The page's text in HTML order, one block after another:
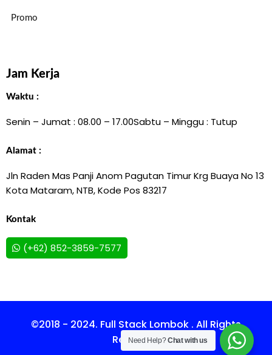
Promo
Jam Kerja
Waktu :
Senin – Jumat : 08.00 – 17.00Sabtu – Minggu : Tutup
Alamat :
Jln Raden Mas Panji Anom Pagutan Timur Krg Buaya No 13
Kota Mataram, NTB, Kode Pos 83217
Kontak
(+62) 852-3859-7577
©2018 - 2024. Full Stack Lombok . All Rights
Reserved.
Need Help?Chat with us